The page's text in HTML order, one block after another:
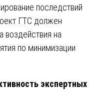
последствий
ГТС должен
на
по минимизации
экспертных